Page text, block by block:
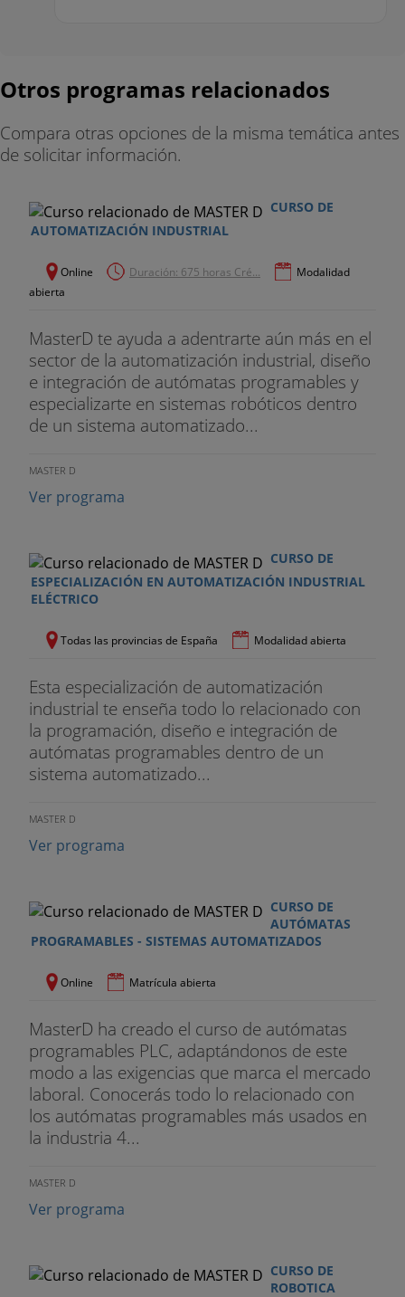
Otros programas relacionados
Compara otras opciones de la misma temática antes
de solicitar información.
CURSO DE
AUTOMATIZACIÓN INDUSTRIAL
Online Duración: 675 horas Cré...
Modalidad
abierta
MasterD te ayuda a adentrarte aún más en el
sector de la automatización industrial, diseño
e integración de autómatas programables y
especializarte en sistemas robóticos dentro
de un sistema automatizado...
MASTER D
Ver programa
CURSO DE
ESPECIALIZACIÓN EN AUTOMATIZACIÓN INDUSTRIAL
ELÉCTRICO
Todas las provincias de España Modalidad abierta
Esta especialización de automatización
industrial te enseña todo lo relacionado con
la programación, diseño e integración de
autómatas programables dentro de un
sistema automatizado...
MASTER D
Ver programa
CURSO DE
AUTÓMATAS
PROGRAMABLES - SISTEMAS AUTOMATIZADOS
Online Matrícula abierta
MasterD ha creado el curso de autómatas
programables PLC, adaptándonos de este
modo a las exigencias que marca el mercado
laboral. Conocerás todo lo relacionado con
los autómatas programables más usados en
la industria 4...
MASTER D
Ver programa
CURSO DE
ROBOTICA